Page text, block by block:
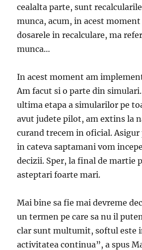
cealalta parte, sunt
munca, acum, in acest
dosarele in recalculare, ma
munca…
In acest moment am
Am facut si o parte din
ultima etapa a simularilor pe
avut judete pilot, am extins la
curand trecem in oficial. Asigur
in cateva saptamani vom
decizii. Sper, la final de martie
asteptari foarte mari.
Mai bine sa fie mai devreme
un termen pe care sa nu il
clar sunt multumit, softul este
activitatea continua”, a spus